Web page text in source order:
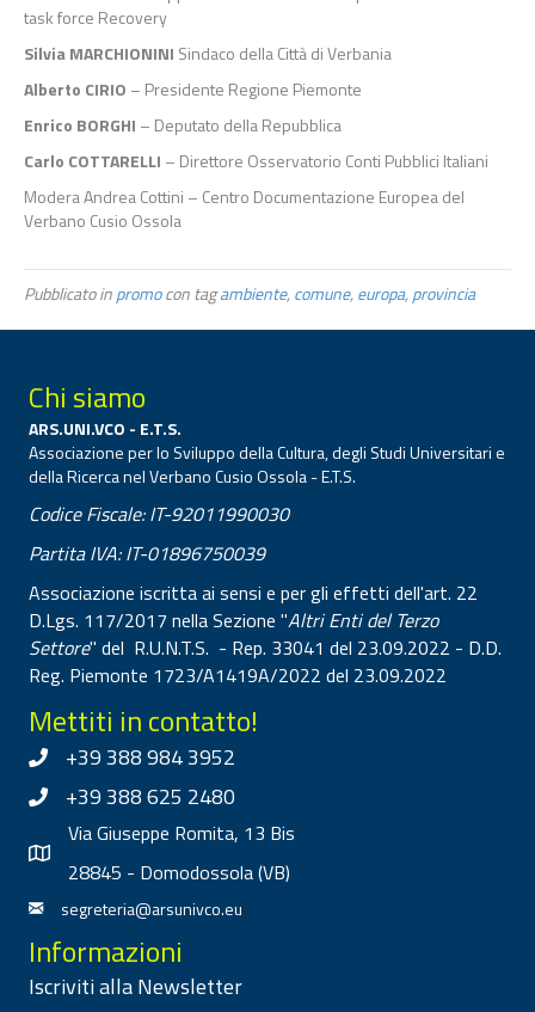
task force Recovery
Silvia MARCHIONINI Sindaco della Città di Verbania
Alberto CIRIO – Presidente Regione Piemonte
Enrico BORGHI – Deputato della Repubblica
Carlo COTTARELLI – Direttore Osservatorio Conti Pubblici Italiani
Modera Andrea Cottini – Centro Documentazione Europea del
Verbano Cusio Ossola
Pubblicato inpromocon tagambiente,comune,europa,provincia
Chi siamo
ARS.UNI.VCO - E.T.S.
Associazione per lo Sviluppo della Cultura, degli Studi Universitari e
della Ricerca nel Verbano Cusio Ossola - E.T.S.
Codice Fiscale: IT-92011990030
Partita IVA: IT-01896750039
Associazione iscritta ai sensi e per gli effetti dell'art. 22
D.Lgs. 117/2017 nella Sezione "Altri Enti del Terzo
Settore" del R.U.N.T.S. - Rep. 33041 del 23.09.2022 - D.D.
Reg. Piemonte 1723/A1419A/2022 del 23.09.2022
Mettiti in contatto!
+39 388 984 3952
+39 388 625 2480
Via Giuseppe Romita, 13 Bis
28845 - Domodossola (VB)
segreteria@arsunivco.eu
Informazioni
Iscriviti alla Newsletter